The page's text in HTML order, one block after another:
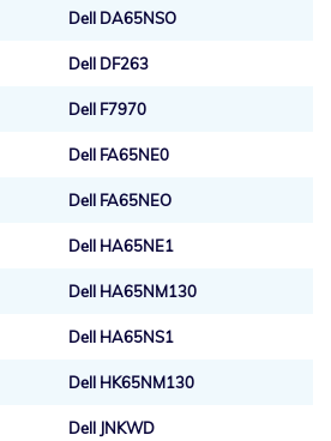
Dell DA65NSO
Dell DF263
Dell F7970
Dell FA65NE0
Dell FA65NEO
Dell HA65NE1
Dell HA65NM130
Dell HA65NS1
Dell HK65NM130
Dell JNKWD